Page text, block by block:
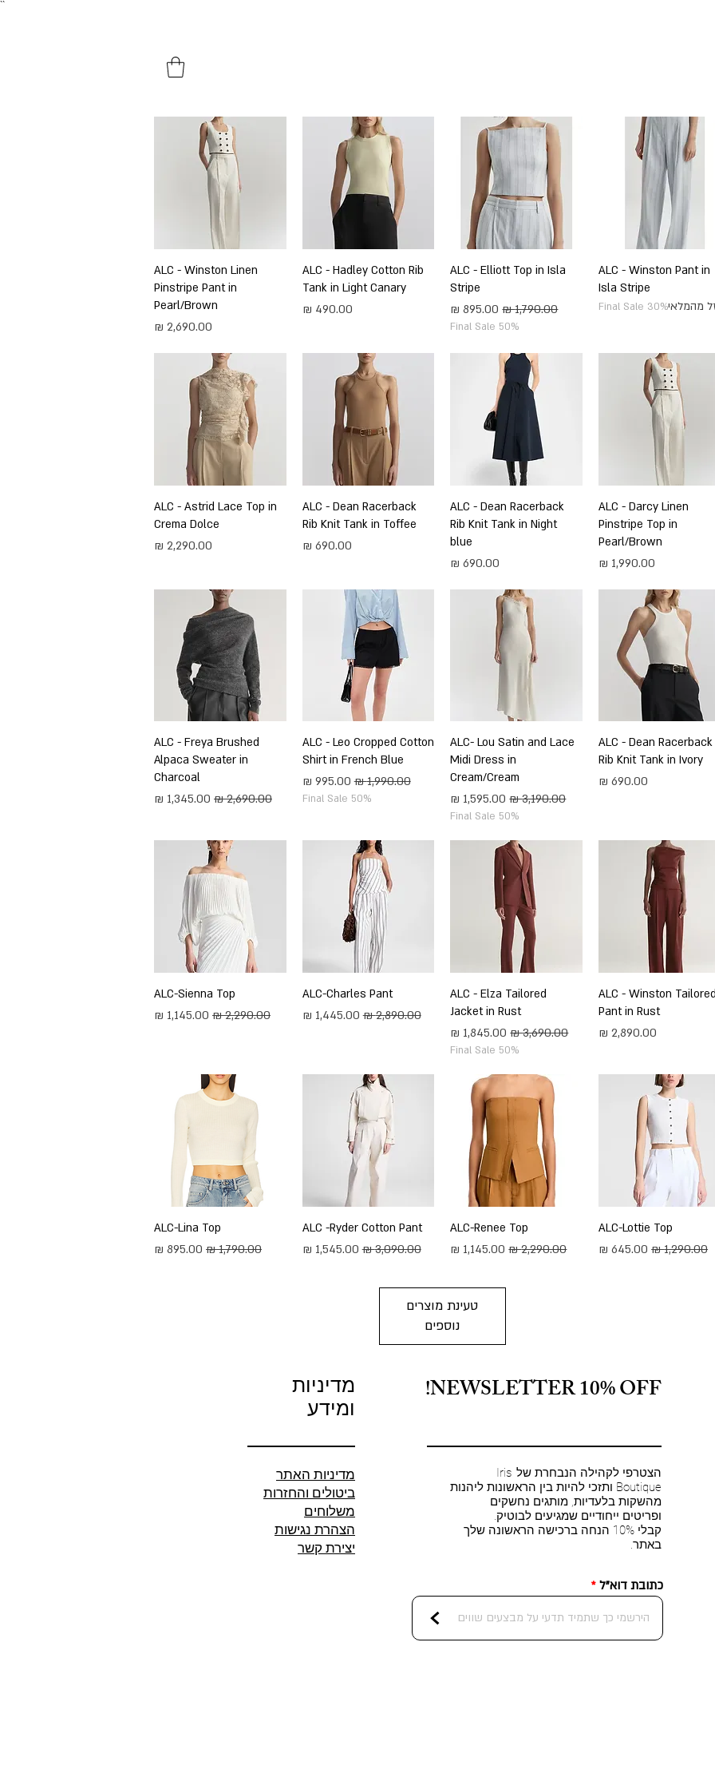
``​
תצוגה מהירה
ALC - Winston Pant in
Isla Stripe
מהמלאיFinal Sale 30%
תצוגה מהירה
ALC - Elliott Top in Isla
Stripe
מחיר רגיל‏1,790.00 ‏₪ מחיר מבצע
Final Sale 50%
תצוגה מהירה
ALC - Hadley Cotton Rib
Tank in Light Canary
מחיר
תצוגה מהירה
ALC - Winston Linen
Pinstripe Pant in
Pearl/Brown
מחיר
תצוגה מהירה
ALC - Darcy Linen
Pinstripe Top in
Pearl/Brown
מחיר
תצוגה מהירה
ALC - Dean Racerback
Rib Knit Tank in Night
blue
מחיר
תצוגה מהירה
ALC - Dean Racerback
Rib Knit Tank in Toffee
מחיר
תצוגה מהירה
ALC - Astrid Lace Top in
Crema Dolce
מחיר
תצוגה מהירה
ALC - Dean Racerback
Rib Knit Tank in Ivory
מחיר
תצוגה מהירה
ALC- Lou Satin and Lace
Midi Dress in
Cream/Cream
מחיר רגיל‏3,190.00 ‏₪ מחיר מבצע
Final Sale 50%
תצוגה מהירה
ALC - Leo Cropped Cotton
Shirt in French Blue
מחיר רגיל‏1,990.00 ‏₪ מחיר מבצע
Final Sale 50%
תצוגה מהירה
ALC - Freya Brushed
Alpaca Sweater in
Charcoal
מחיר רגיל
מחיר מבצע
תצוגה מהירה
ALC - Winston
Pant in Rust
מחיר
תצוגה מהירה
ALC - Elza Tailored
Jacket in Rust
מחיר רגיל‏3,690.00 ‏₪ מחיר מבצע
Final Sale 50%
תצוגה מהירה
ALC-Charles Pant
מחיר רגיל‏2,890.00 ‏₪ מחיר מבצע
תצוגה מהירה
ALC-Sienna Top
מחיר רגיל
מחיר מבצע
תצוגה מהירה
ALC-Lottie Top
מחיר רגיל
מחיר מבצע
תצוגה מהירה
ALC-Renee Top
מחיר רגיל‏2,290.00 ‏₪ מחיר מבצע
תצוגה מהירה
ALC -Ryder Cotton Pant
מחיר רגיל‏3,090.00 ‏₪ מחיר מבצע
תצוגה מהירה
ALC-Lina Top
מחיר רגיל
מחיר מבצע
טעינת מוצרים
נוספים
מדיניות
ומידע
מדיניות האתר
ביטולים והחזרות
משלוחים
הצהרת נגישות
יצירת קשר
NEWSLETTER 10% OFF!
הצטרפי לקהילה הנבחרת של Iris
Boutique ותזכי להיות בין הראשונות ליהנות
מהשקות בלעדיות, מותגים נחשקים
ופריטים ייחודיים שמגיעים לבוטיק.
קבלי 10% הנחה ברכישה הראשונה שלך
באתר.
כתובת דוא"ל
<